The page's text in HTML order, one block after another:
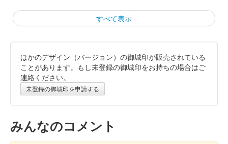
すべて表示
箕輪城 御城印 お城EXPO2024 秋扇出版記念版
販売終了
2024年12月21、22日に開催されたお城EXPO 2024のいわつき武
者の倉〜関東友城集結の陣〜のブースにて販売された御城印。30
ほかのデザイン（バージョン）の御城印が販売されている
ことがあります。もし未登録の御城印をお持ちの場合はご
連絡ください。
未登録の御城印を申請する
みんなのコメント